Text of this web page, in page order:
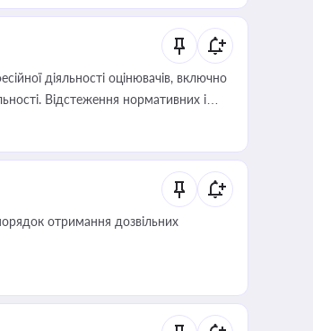
діяльності оцінювачів, включно
Відстеження нормативних і
під час оподаткування,
оціночної діяльності
отримання дозвільних